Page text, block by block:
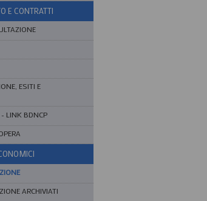
E CONTRATTI
ESITI E
- LINK BDNCP
ARCHIVIATI